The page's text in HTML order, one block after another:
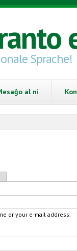
Sprache!
al ni
or your e-mail address.